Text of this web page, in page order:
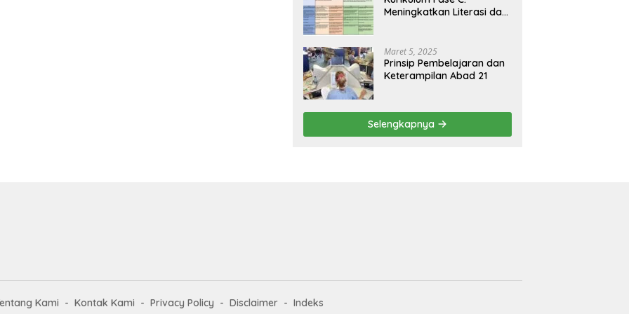
Meningkatkan Literasi dan
Maret 5, 2025
Prinsip Pembelajaran dan
Keterampilan Abad 21
Selengkapnya
Kami Kontak Kami Privacy Policy Disclaimer Indeks